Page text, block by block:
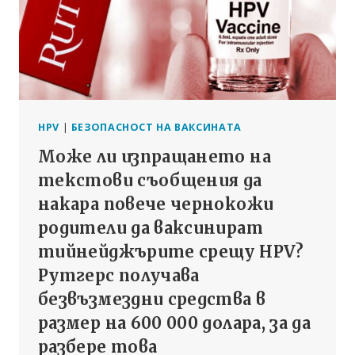
HPV | БЕЗОПАСНОСТ НА ВАКСИНАТА
Може ли изпращането на
текстови съобщения да
накара повече чернокожи
родители да ваксинират
тийнейджърите срещу HPV?
Рутгерс получава
безвъзмездни средства в
размер на 600 000 долара, за да
разбере това